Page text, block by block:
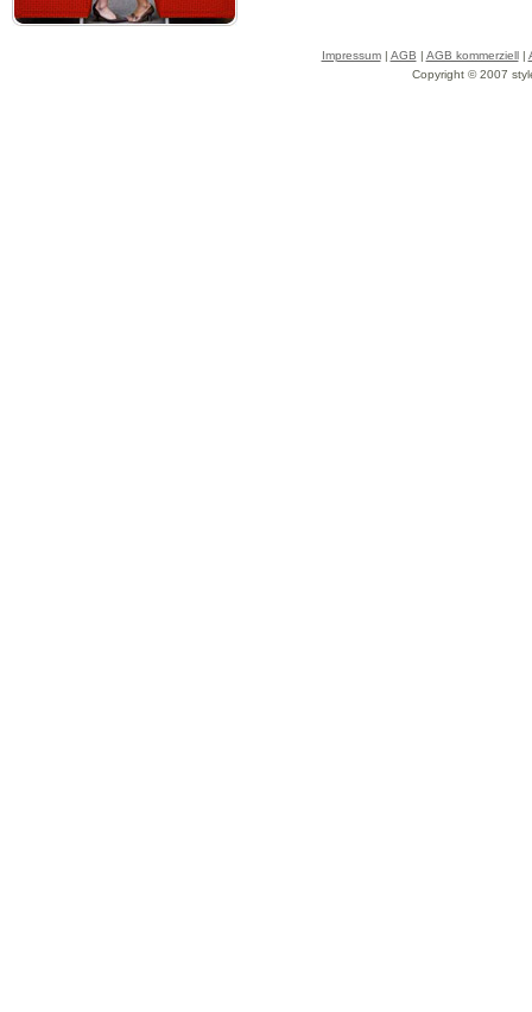
Impressum| AGB | AGB kommerziell|
Copyright © 2007